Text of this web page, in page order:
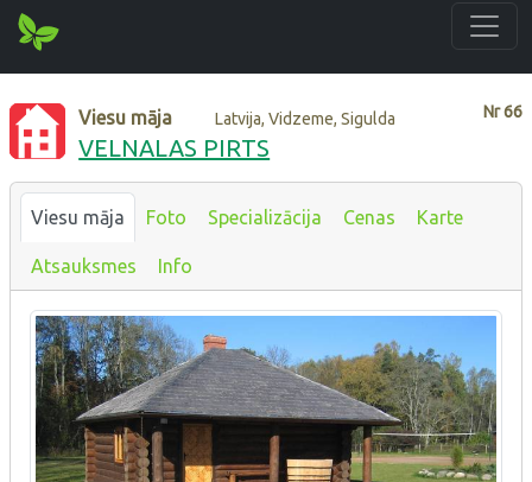
Nr66
Viesu māja Latvija, Vidzeme, Sigulda
VELNALAS PIRTS
Viesu māja Foto Specializācija Cenas Karte
Atsauksmes Info